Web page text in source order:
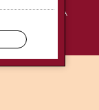
ASSISTENZA